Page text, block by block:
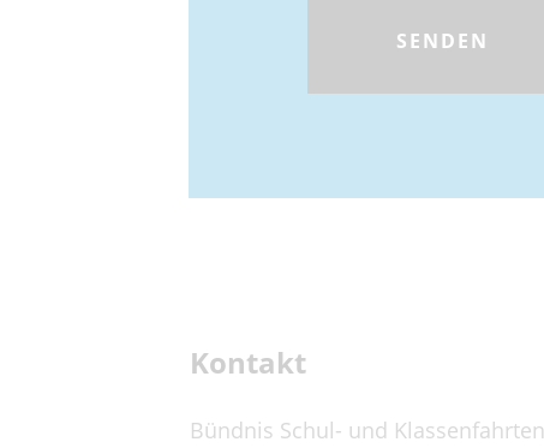
Kontakt
Bündnis Schul- und Klassenfahrten